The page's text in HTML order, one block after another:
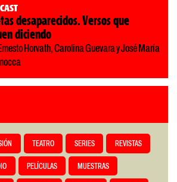
desaparecidos. Versos que
diciendo
Horvath, Carolina Guevara y José María
TEATRO SERIES REVISTAS
PELÍCULAS MUESTRAS